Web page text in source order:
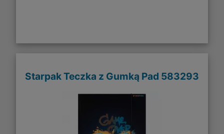
Starpak Teczka z Gumką Pad 583293